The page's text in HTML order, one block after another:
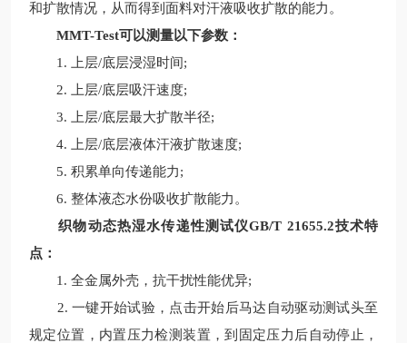
和扩散情况，从而得到面料对汗液吸收扩散的能力。
MMT-Test可以测量以下参数：
1. 上层/底层浸湿时间;
2. 上层/底层吸汗速度;
3. 上层/底层最大扩散半径;
4. 上层/底层液体汗液扩散速度;
5. 积累单向传递能力;
6. 整体液态水份吸收扩散能力。
织物动态热湿水传递性测试仪GB/T 21655.2技术特
点：
1. 全金属外壳，抗干扰性能优异;
2. 一键开始试验，点击开始后马达自动驱动测试头至
规定位置，内置压力检测装置，到固定压力后自动停止，